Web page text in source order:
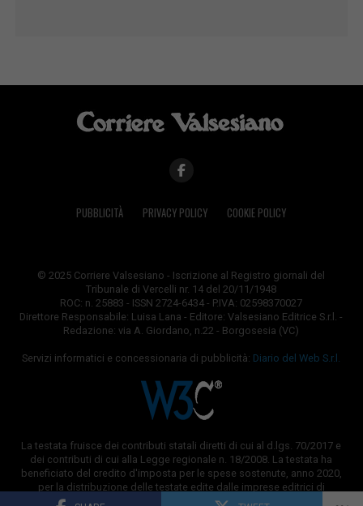
PUBBLICITÀ PRIVACY POLICY COOKIE POLICY
© 2025 Corriere Valsesiano - Iscrizione al Registro giornali del
Tribunale di Vercelli nr. 14 del 20/11/1948
ROC: n. 25883 - ISSN 2724-6434 - P.IVA: 02598370027
Direttore Responsabile: Luisa Lana - Editore: Valsesiano Editrice S.r.l. -
Redazione: via A. Giordano, n.22 - Borgosesia (VC)
Servizi informatici e concessionaria di pubblicità: Diario del Web S.r.l.
La testata fruisce dei contributi statali diretti di cui al d.lgs. 70/2017 e
dei contributi di cui alla Legge regionale n. 18/2008. La testata ha
beneficiato del credito d'imposta per le spese sostenute, anno 2020,
per la distribuzione delle testate edite dalle imprese editrici di
quotidiani e periodici.